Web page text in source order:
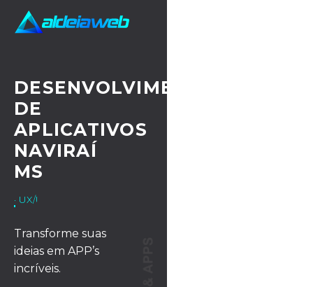
DESENVOLVIMENTO
DE
APLICATIVOS
NAVIRAÍ
MS
· UX/UI DESIGN
Transforme suas
ideias em APP’s
incríveis.